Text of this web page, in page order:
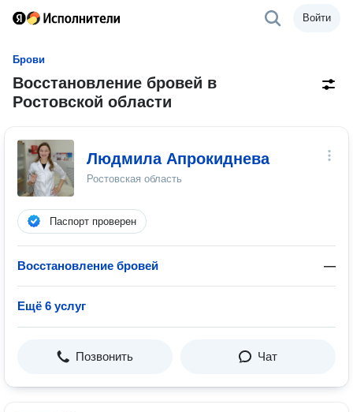
Войти
Брови
Восстановление бровей в
Ростовской области
Людмила Апрокиднева
Ростовская область
Паспорт проверен
Восстановление бровей —
Ещё 6 услуг
Позвонить Чат